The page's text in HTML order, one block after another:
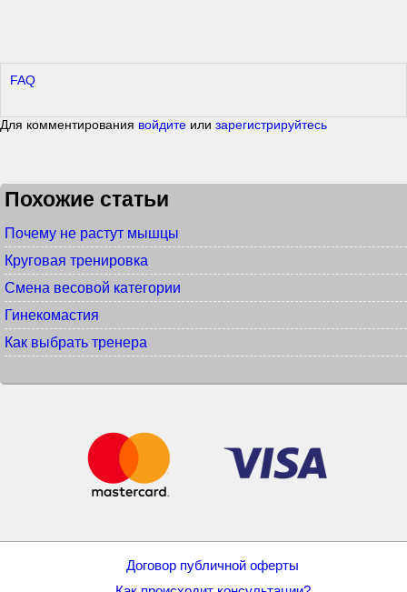
FAQ
Для комментирования войдите или зарегистрируйтесь
Похожие статьи
Почему не растут мышцы
Круговая тренировка
Смена весовой категории
Гинекомастия
Как выбрать тренера
Договор публичной оферты